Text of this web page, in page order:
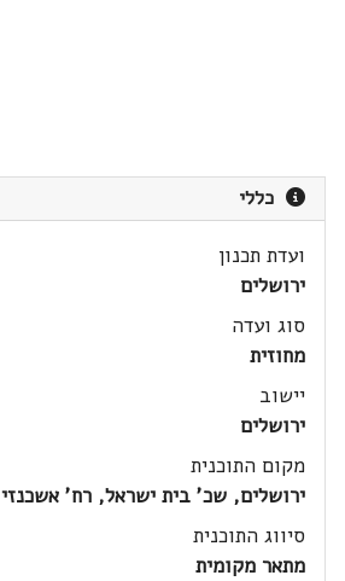
כללי
ועדת תכנון
ירושלים
סוג ועדה
מחוזית
יישוב
ירושלים
מקום התוכנית
ירושלים, שכ' בית ישראל, רח' אשכנזי 17
סיווג התוכנית
מתאר מקומית